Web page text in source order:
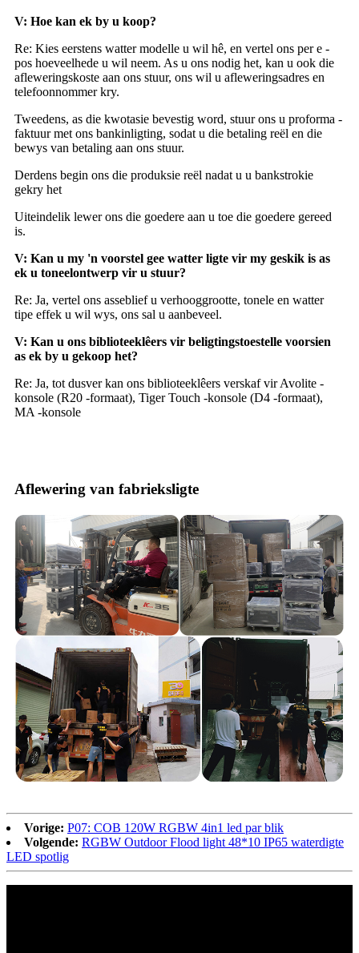
V: Hoe kan ek by u koop?
Re: Kies eerstens watter modelle u wil hê, en vertel ons per e -
pos hoeveelhede u wil neem. As u ons nodig het, kan u ook die
afleweringskoste aan ons stuur, ons wil u afleweringsadres en
telefoonnommer kry.
Tweedens, as die kwotasie bevestig word, stuur ons u proforma -
faktuur met ons bankinligting, sodat u die betaling reël en die
bewys van betaling aan ons stuur.
Derdens begin ons die produksie reël nadat u u bankstrokie
gekry het
Uiteindelik lewer ons die goedere aan u toe die goedere gereed
is.
V: Kan u my 'n voorstel gee watter ligte vir my geskik is as
ek u toneelontwerp vir u stuur?
Re: Ja, vertel ons asseblief u verhooggrootte, tonele en watter
tipe effek u wil wys, ons sal u aanbeveel.
V: Kan u ons biblioteeklêers vir beligtingstoestelle voorsien
as ek by u gekoop het?
Re: Ja, tot dusver kan ons biblioteeklêers verskaf vir Avolite -
konsole (R20 -formaat), Tiger Touch -konsole (D4 -formaat),
MA -konsole
Aflewering van fabrieksligte
Vorige: P07: COB 120W RGBW 4in1 led par blik
Volgende: RGBW Outdoor Flood light 48*10 IP65 waterdigte
LED spotlig